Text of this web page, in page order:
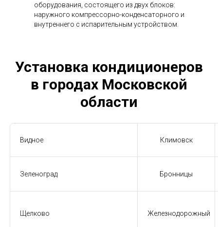
оборудования, состоящего из двух блоков:
наружного компрессорно-конденсаторного и
внутреннего с испарительным устройством.
Установка кондиционеров
в городах Московской
области
Видное Климовск
Зеленоград Бронницы
Щелково Железнодорожный